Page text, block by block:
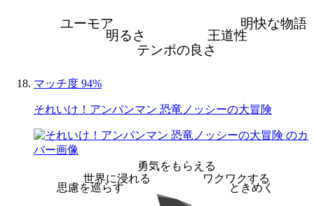
明快な物語
王道性
テンポの良さ
明るさ
ユーモア
マッチ度 94%
それいけ！アンパンマン 恐竜ノッシーの大冒険
勇気をもらえる
ワクワクする
ときめく
思慮を巡らす
世界に浸れる